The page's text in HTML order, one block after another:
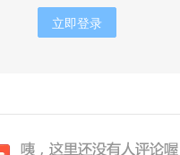
立即登录